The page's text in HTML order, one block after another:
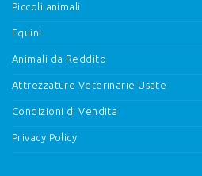
Piccoli animali
Equini
Animali da Reddito
Attrezzature Veterinarie Usate
Condizioni di Vendita
Privacy Policy